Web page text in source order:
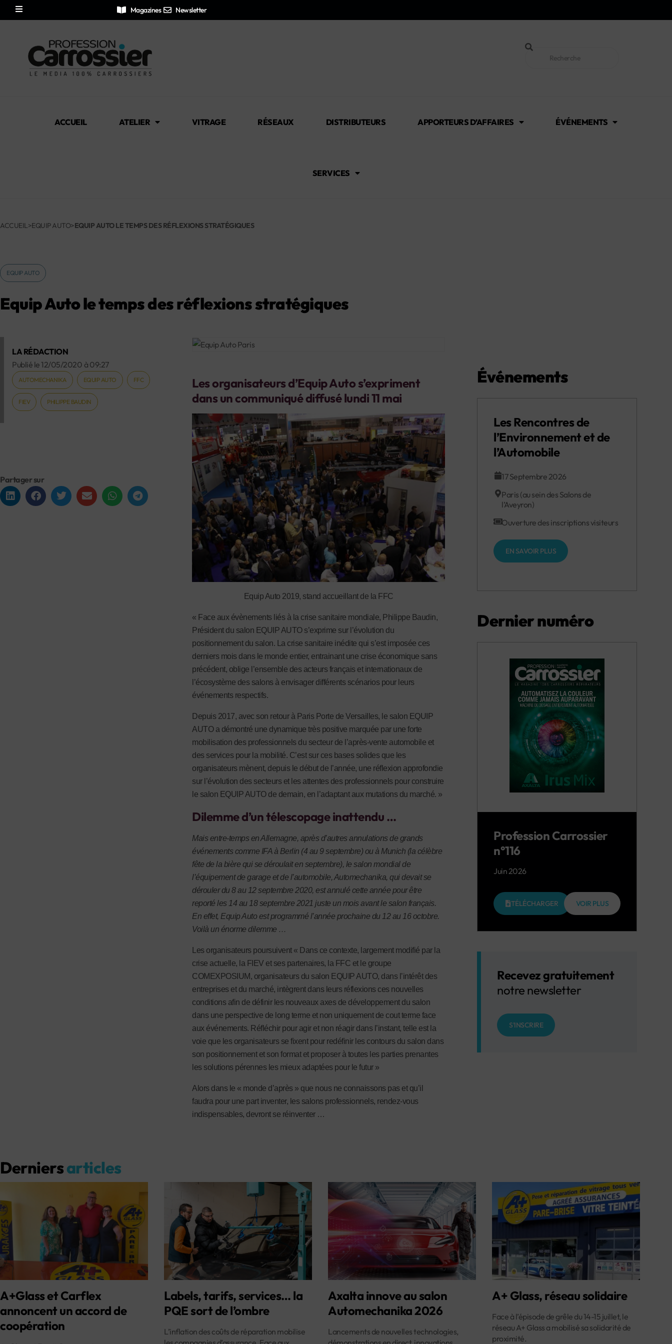
Magazines Newsletter
ACCUEIL ATELIER VITRAGE RÉSEAUX DISTRIBUTEURS APPORTEURS D’AFFAIRES ÉVÉNEMENTS
SERVICES
ACCUEIL >EQUIP AUTO>EQUIP AUTO LE TEMPS DES RÉFLEXIONS STRATÉGIQUES
EQUIP AUTO
Equip Auto le temps des réflexions stratégiques
LA RÉDACTION
Publié le 12/05/2020 à 09:27
AUTOMECHANIKA EQUIP AUTO FFC
FIEV PHILIPPE BAUDIN
Partager sur
Les organisateurs d’Equip Auto s’expriment
dans un communiqué diffusé lundi 11 mai
Equip Auto 2019, stand accueillant de la FFC
« Face aux évènements liés à la crise sanitaire mondiale, Philippe Baudin,
Président du salon EQUIP AUTO s’exprime sur l’évolution du
positionnement du salon. La crise sanitaire inédite qui s’est imposée ces
derniers mois dans le monde entier, entrainant une crise économique sans
précédent, oblige l’ensemble des acteurs français et internationaux de
l’écosystème des salons à envisager différents scénarios pour leurs
événements respectifs.
Depuis 2017, avec son retour à Paris Porte de Versailles, le salon EQUIP
AUTO a démontré une dynamique très positive marquée par une forte
mobilisation des professionnels du secteur de l’après-vente automobile et
des services pour la mobilité. C’est sur ces bases solides que les
organisateurs mènent, depuis le début de l’année, une réflexion approfondie
sur l’évolution des secteurs et les attentes des professionnels pour construire
le salon EQUIP AUTO de demain, en l’adaptant aux mutations du marché. »
Dilemme d’un télescopage inattendu …
Mais entre-temps en Allemagne, après d’autres annulations de grands
événements comme IFA à Berlin (4 au 9 septembre) ou à Munich (la célèbre
fête de la bière qui se déroulait en septembre), le salon mondial de
l’équipement de garage et de l’automobile, Automechanika, qui devait se
dérouler du 8 au 12 septembre 2020, est annulé cette année pour être
reporté les 14 au 18 septembre 2021 juste un mois avant le salon français.
En effet, Equip Auto est programmé l’année prochaine du 12 au 16 octobre.
Voilà un énorme dilemme …
Les organisateurs poursuivent « Dans ce contexte, largement modifié par la
crise actuelle, la FIEV et ses partenaires, la FFC et le groupe
COMEXPOSIUM, organisateurs du salon EQUIP AUTO, dans l’intérêt des
entreprises et du marché, intègrent dans leurs réflexions ces nouvelles
conditions afin de définir les nouveaux axes de développement du salon
dans une perspective de long terme et non uniquement de cout terme face
aux événements. Réfléchir pour agir et non réagir dans l’instant, telle est la
voie que les organisateurs se fixent pour redéfinir les contours du salon dans
son positionnement et son format et proposer à toutes les parties prenantes
les solutions pérennes les mieux adaptées pour le futur »
Alors dans le « monde d’après » que nous ne connaissons pas et qu’il
faudra pour une part inventer, les salons professionnels, rendez-vous
indispensables, devront se réinventer …
Événements
Les Rencontres de
l’Environnement et de
l’Automobile
17 Septembre 2026
Paris (au sein des Salons de
l’Aveyron)
Ouverture des inscriptions visiteurs
EN SAVOIR PLUS
Dernier numéro
Profession Carrossier
n°116
Juin 2026
TÉLÉCHARGER VOIR PLUS
Recevez gratuitement
notre newsletter
S'INSCRIRE
Derniersarticles
A+Glass et Carflex
annoncent un accord de
coopération
Labels, tarifs, services… la
PQE sort de l’ombre
L’inflation des coûts de réparation mobilise
Axalta innove au salon
Automechanika 2026
Lancements de nouvelles technologies,
A+ Glass, réseau solidaire
Face à l’épisode de grêle du 14-15 juillet, le
réseau A+ Glass a mobilisé sa solidarité de
proximité.